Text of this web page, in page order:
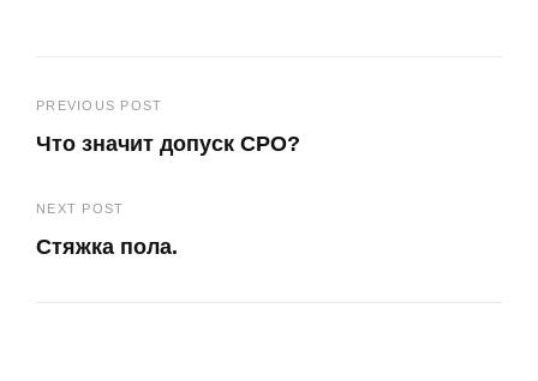
Навигация
по
записям
PREVIOUS POST
Что значит допуск СРО?
Post
NEXT POST
Стяжка пола.